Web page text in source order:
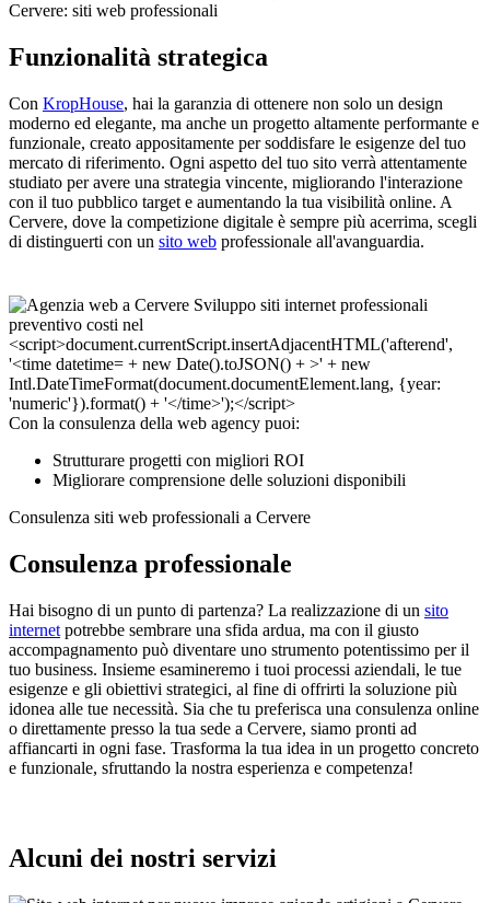
Cervere: siti web professionali
Funzionalità strategica
Con KropHouse, hai la garanzia di ottenere non solo un design
moderno ed elegante, ma anche un progetto altamente performante e
funzionale, creato appositamente per soddisfare le esigenze del tuo
mercato di riferimento. Ogni aspetto del tuo sito verrà attentamente
studiato per avere una strategia vincente, migliorando l'interazione
con il tuo pubblico target e aumentando la tua visibilità online. A
Cervere, dove la competizione digitale è sempre più acerrima, scegli
di distinguerti con un sito web professionale all'avanguardia.
Con la consulenza della web agency puoi:
Strutturare progetti con migliori ROI
Migliorare comprensione delle soluzioni disponibili
Consulenza siti web professionali a Cervere
Consulenza professionale
Hai bisogno di un punto di partenza? La realizzazione di un sito
internet potrebbe sembrare una sfida ardua, ma con il giusto
accompagnamento può diventare uno strumento potentissimo per il
tuo business. Insieme esamineremo i tuoi processi aziendali, le tue
esigenze e gli obiettivi strategici, al fine di offrirti la soluzione più
idonea alle tue necessità. Sia che tu preferisca una consulenza online
o direttamente presso la tua sede a Cervere, siamo pronti ad
affiancarti in ogni fase. Trasforma la tua idea in un progetto concreto
e funzionale, sfruttando la nostra esperienza e competenza!
Alcuni dei nostri servizi